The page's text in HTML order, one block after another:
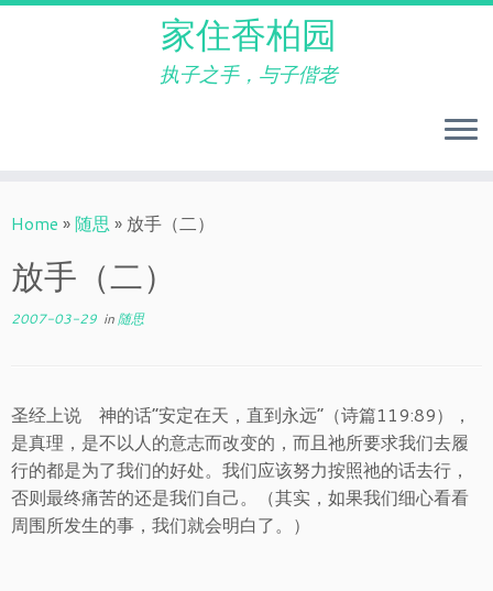
to
家住香柏园
执子之手，与子偕老
Home »随思 » 放手（二）
放手（二）
2007-03-29 in随思
圣经上说 神的话“安定在天，直到永远”（诗篇119:89），
是真理，是不以人的意志而改变的，而且祂所要求我们去履
行的都是为了我们的好处。我们应该努力按照祂的话去行，
否则最终痛苦的还是我们自己。（其实，如果我们细心看看
周围所发生的事，我们就会明白了。）